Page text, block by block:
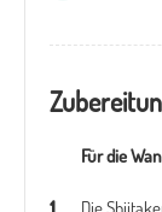
Für die
Die